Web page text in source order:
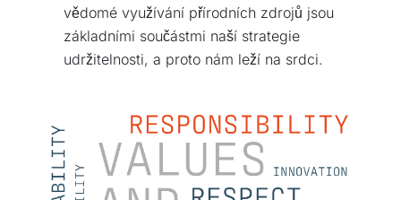
vědomé využívání přírodních zdrojů jsou
základními součástmi naší strategie
udržitelnosti, a proto nám leží na srdci.